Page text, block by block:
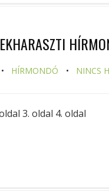
HÍRMONDÓ NINCS
3. oldal 4. oldal